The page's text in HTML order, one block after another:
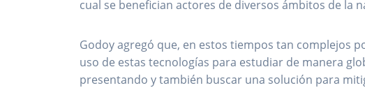
cual se benefician actores de diversos ámbitos de la
Godoy agregó que, en estos tiempos tan complejos
uso de estas tecnologías para estudiar de manera
presentando y también buscar una solución para